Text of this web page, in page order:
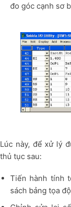
đo góc cạnh sơ
Lúc này, để xử lý
thủ tục sau:
Tiến hành tính
sách bảng tọa